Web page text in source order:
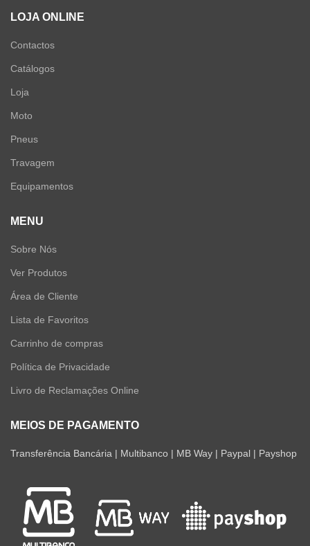
LOJA ONLINE
Contactos
Catálogos
Loja
Moto
Pneus
Travagem
Equipamentos
MENU
Sobre Nós
Ver Produtos
Área de Cliente
Lista de Favoritos
Carrinho de compras
Política de Privacidade
Livro de Reclamações Online
MEIOS DE PAGAMENTO
Transferência Bancária | Multibanco | MB Way | Paypal | Payshop